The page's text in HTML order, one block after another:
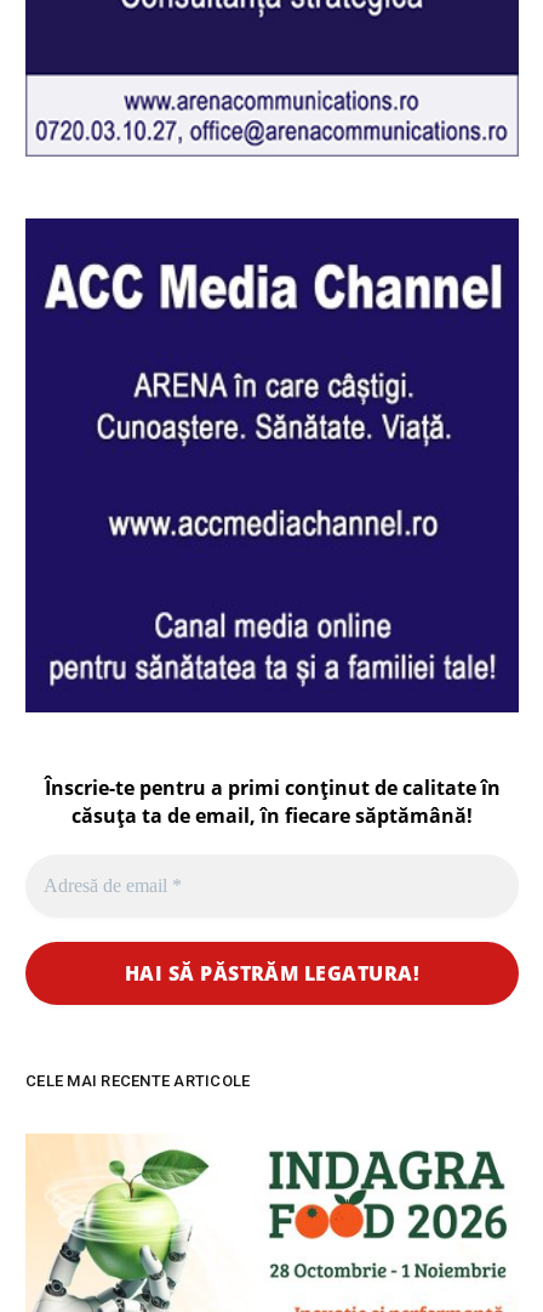
Înscrie-te pentru a primi conținut de calitate în
căsuța ta de email, în fiecaresăptămână!
CELE MAI RECENTE ARTICOLE